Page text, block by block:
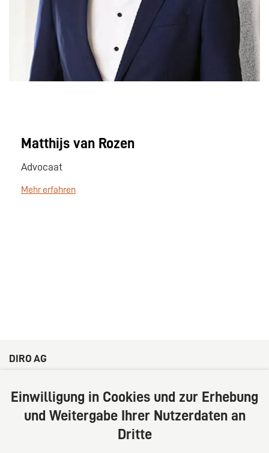
Matthijs van Rozen
Advocaat
Mehr erfahren
DIRO AG
20354 Hamburg
Deutschland
Tel: +49 (0) 40 41352231
Einwilligung in Cookies und zur Erhebung
und Weitergabe Ihrer Nutzerdaten an
Dritte